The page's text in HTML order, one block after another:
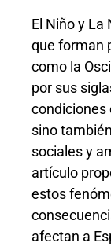
El Niño y
que forman
como la
por sus
condiciones
sino
sociales y
artículo
estos
afectan a